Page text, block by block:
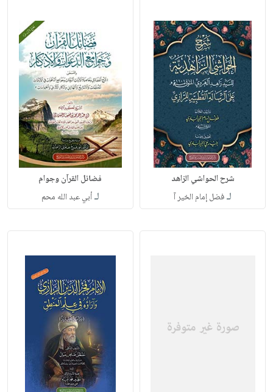
شرح الحواشي الزاهد
لـفضل إمام الخير آ
فضائل القرآن وجوام
لـأبي عبد الله محم